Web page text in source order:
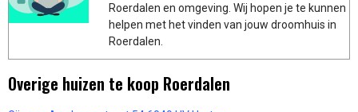
Roerdalen en omgeving. Wij hopen je te kunnen
helpen met het vinden van jouw droomhuis in
Roerdalen.
Overige huizen te koop Roerdalen